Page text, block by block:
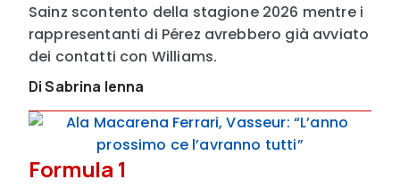
Sainz scontento della stagione 2026 mentre i
rappresentanti di Pérez avrebbero già avviato
dei contatti con Williams.
Di Sabrina Ienna
Formula 1